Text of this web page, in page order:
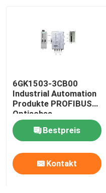
Fabrik-Ausflug
Treten Sie mit uns in
Fordern Sie ein Zitat
Industrielle
6GK1503-3CB00
Industrial Automation
Produkte PROFIBUS
Optisches
Verbindungsmodul
Bestpreis
Kontakt